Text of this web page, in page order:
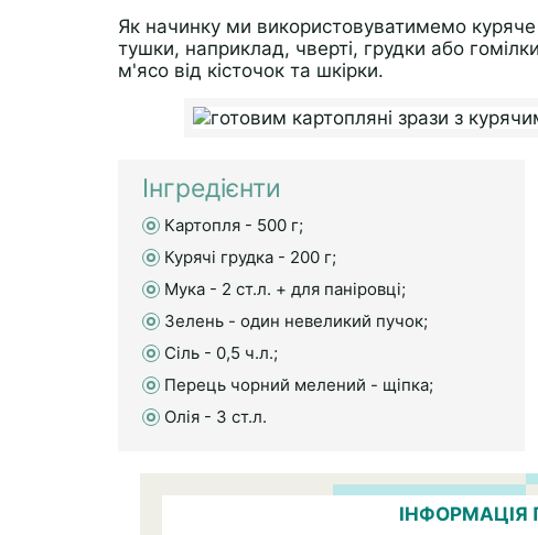
Як начинку ми використовуватимемо
тушки, наприклад, чверті, грудки або
м'ясо від кісточок та шкірки.
Інгредієнти
Картопля - 500 г;
Курячі грудка - 200 г;
Мука - 2 ст.л. + для паніровці;
Зелень - один невеликий пучок;
Сіль - 0,5 ч.л.;
Перець чорний мелений - щіпка;
Олія - 3 ст.л.
ІНФОРМАЦІЯ